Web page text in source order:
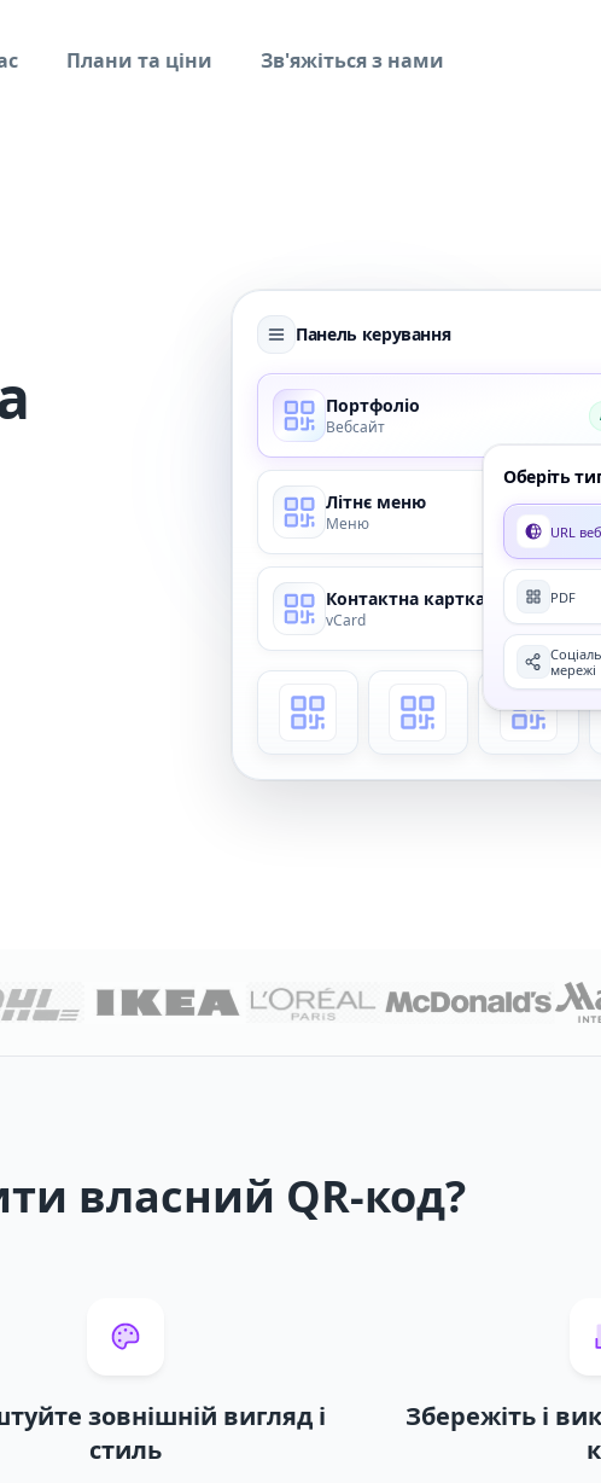
Плани та ціни Зв'яжіться з нами
Панель керування
Портфоліо
Вебсайт
Літнє меню
Меню
Контактна картка
vCard
Оберіть
URL
PDF
мережі
власний QR-код?
зовнішній вигляд і
стиль
Збережіть і